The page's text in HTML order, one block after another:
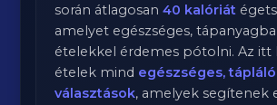
során átlagosan40 kalóriát
amelyet egészséges,
ételekkel érdemes pótolni. Az itt
ételek mind egészséges, tápláló
választások, amelyek segítenek